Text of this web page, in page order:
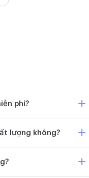
phí?
lượng không?